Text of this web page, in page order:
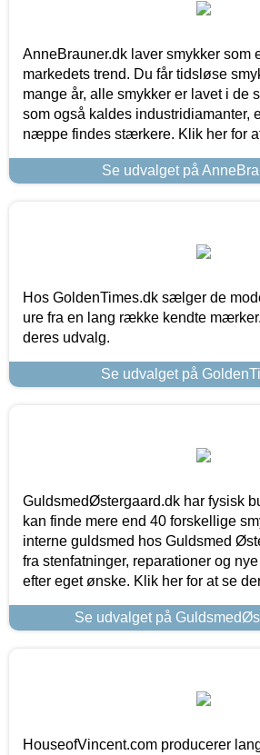
AnneBrauner.dk laver smykker som
markedets trend. Du får tidsløse
mange år, alle smykker er lavet i de
som også kaldes industridiamanter,
næppe findes stærkere. Klik her for
Se udvalget på
Hos GoldenTimes.dk sælger de
ure fra en lang række kendte
deres udvalg.
Se udvalget på
GuldsmedØstergaard.dk har fysisk
kan finde mere end 40 forskellige
interne guldsmed hos Guldsmed
fra stenfatninger, reparationer og
efter eget ønske. Klik her for at se
Se udvalget på
HouseofVincent.com producerer